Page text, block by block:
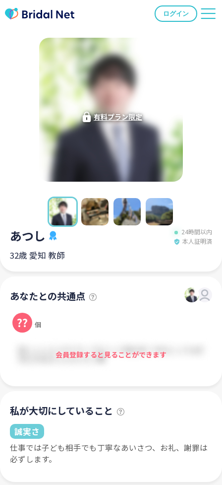
ログイン
有料プラン限定
あつし
24時間以内
本人証明済
32歳 愛知 教師
あなたとの共通点
?? 個
会員登録すると見ることができます
私が大切にしていること
誠実さ
仕事では子ども相手でも丁寧なあいさつ、お礼、謝罪は
必ずします。